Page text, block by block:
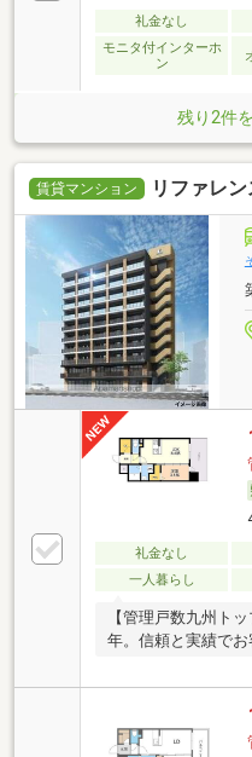
礼金なし
モニタ付インターホ
ン
残り2件
賃貸マンション リファレ
礼金なし
一人暮らし
【管理戸数九州ト
年。信頼と実績でお